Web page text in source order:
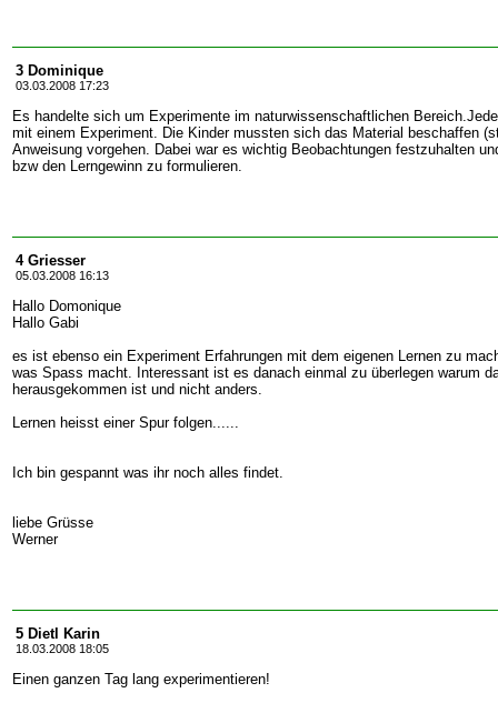
3 Dominique
03.03.2008 17:23
Es handelte sich um Experimente im naturwissenschaftlichen
mit einem Experiment. Die Kinder mussten sich das Material beschaffen
Anweisung vorgehen. Dabei war es wichtig Beobachtungen festzuhalten
bzw den Lerngewinn zu formulieren.
4 Griesser
05.03.2008 16:13
Hallo Domonique
Hallo Gabi
es ist ebenso ein Experiment Erfahrungen mit dem eigenen Lernen zu
was Spass macht. Interessant ist es danach einmal zu überlegen warum
herausgekommen ist und nicht anders.
Lernen heisst einer Spur folgen......
Ich bin gespannt was ihr noch alles findet.
liebe Grüsse
Werner
5 Dietl Karin
18.03.2008 18:05
Einen ganzen Tag lang experimentieren!